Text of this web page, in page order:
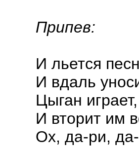
Припев:
И льется
И вдаль
Цыган
И вторит им
Ох, да-ри,